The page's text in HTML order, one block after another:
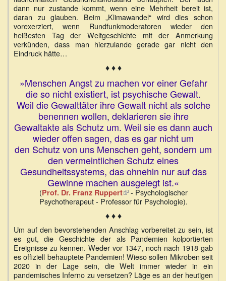
dann nur zustande kommt, wenn eine Mehrheit bereit ist,
daran zu glauben. Beim „Klimawandel“ wird dies schon
vorexerziert, wenn Rundfunkmoderatoren wieder den
heißesten Tag der Weltgeschichte mit der Anmerkung
verkünden, dass man hierzulande gerade gar nicht den
Eindruck hätte…
♦ ♦ ♦
»Menschen Angst zu machen vor einer Gefahr
die so nicht existiert, ist psychische Gewalt.
Weil die Gewalttäter ihre Gewalt nicht als solche
benennen wollen, deklarieren sie ihre
Gewaltakte als Schutz um. Weil sie es dann auch
wieder offen sagen, das es gar nicht um
den Schutz von uns Menschen geht, sondern um
den vermeintlichen Schutz eines
Gesundheitssystems, das ohnehin nur auf das
Gewinne machen ausgelegt ist.«
(Prof. Dr. Franz Ruppert(Link
ist
- Psychologischer
Psychotherapeut - Professor für Psychologie).
♦ ♦ ♦
Um auf den bevorstehenden Anschlag vorbereitet zu sein, ist
es gut, die Geschichte der als Pandemien kolportierten
Ereignisse zu kennen. Weder vor 1347, noch nach 1918 gab
es offiziell behauptete Pandemien! Wieso sollen Mikroben seit
2020 in der Lage sein, die Welt immer wieder in ein
pandemisches Inferno zu versetzen? Läge es an der heutigen